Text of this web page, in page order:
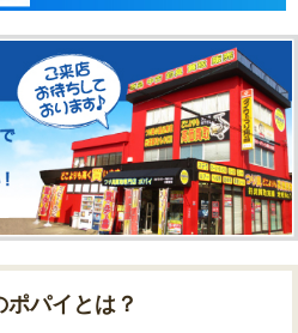
ポパイとは？